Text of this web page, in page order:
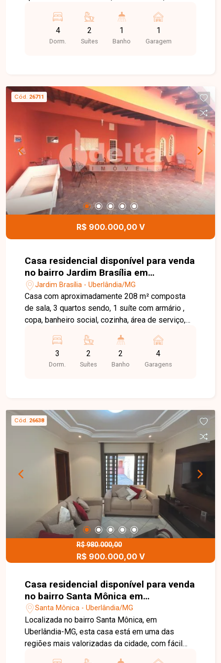
cozinha, quintal amplo, varanda coberta nos
fundos, despensa e 2 vagas de garagem.
4
Dorm.
2
Suítes
1
Banho
1
Garagem
Cód. 26711
R$ 900.000,00 V
Casa residencial disponível para venda
no bairro Jardim Brasília em
Uberlândia-MG
Jardim Brasília - Uberlândia/MG
Casa com aproximadamente 208 m² composta
de sala, 3 quartos sendo, 1 suíte com armário ,
copa, banheiro social, cozinha, área de serviço,
uma edícula com sala, 1 suíte, cozinha e área de
conhecer pessoalmente todos os detalhes deste
telefone ou WhatsApp no número 32309900 ou
venha conhecer nosso espaço e conversar
pessoalmente com um consultor que irá te
auxiliar na busca pelo imóvel que você busca.
Temos 3 unidades para te receber, no Centro,
Zona Sul ou Zona Leste: Av. João Naves de Ávila,
257 - Centro Rua Rafael Marino Neto, 135 -
Jardim Karaíba Av. Dr. Laerte Vieira Gonçalves,
607 - Santa Mônica
3
Dorm.
2
Suítes
2
Banho
4
Garagens
Cód. 26638
R$ 980.000,00
R$ 900.000,00 V
Casa residencial disponível para venda
no bairro Santa Mônica em
Uberlândia-MG.
Santa Mônica - Uberlândia/MG
Localizada no bairro Santa Mônica, em
Uberlândia-MG, esta casa está em uma das
regiões mais valorizadas da cidade, com fácil